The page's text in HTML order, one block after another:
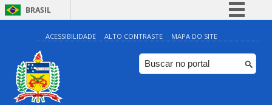
BRASIL
Simplifique!
Comunica BR
Participe
ACESSIBILIDADE ALTO CONTRASTE MAPA DO SITE